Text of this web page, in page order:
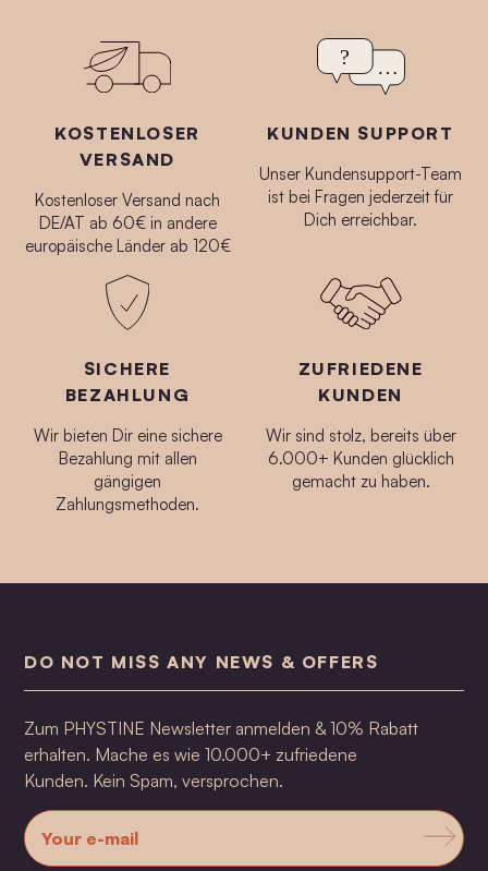
KOSTENLOSER
VERSAND
Kostenloser Versand nach
DE/AT ab 60€ in andere
europäische Länder ab 120€
KUNDEN SUPPORT
Unser Kundensupport-Team
ist bei Fragen jederzeit für
Dich erreichbar.
SICHERE
BEZAHLUNG
Wir bieten Dir eine sichere
Bezahlung mit allen
gängigen
Zahlungsmethoden.
ZUFRIEDENE
KUNDEN
Wir sind stolz, bereits über
6.000+ Kunden glücklich
gemacht zu haben.
DO NOT MISS ANY NEWS & OFFERS
Zum PHYSTINE Newsletter anmelden & 10% Rabatt
erhalten. Mache es wie 10.000+ zufriedene
Kunden. Kein Spam, versprochen.